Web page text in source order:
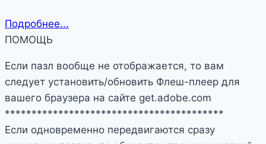
Подробнее...
ПОМОЩЬ
Если пазл вообще не отображается, то вам
следует установить/обновить Флеш-плеер для
вашего браузера на сайте get.adobe.com
*****************************************
Если одновременно передвигаются сразу